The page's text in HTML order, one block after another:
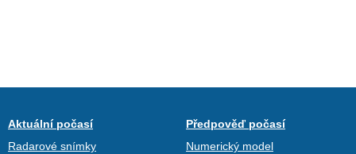
Aktuální počasí
Radarové snímky
Předpověď počasí
Numerický model